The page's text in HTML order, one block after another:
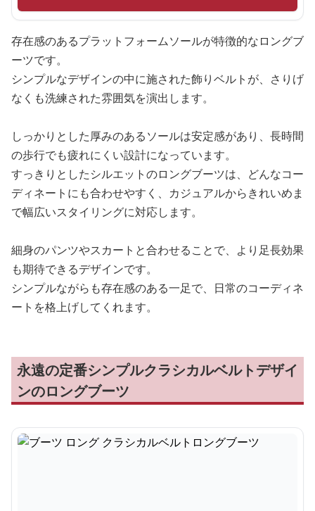
存在感のあるプラットフォームソールが特徴的なロングブ
ーツです。
シンプルなデザインの中に施された飾りベルトが、さりげ
なくも洗練された雰囲気を演出します。
しっかりとした厚みのあるソールは安定感があり、長時間
の歩行でも疲れにくい設計になっています。
すっきりとしたシルエットのロングブーツは、どんなコー
ディネートにも合わせやすく、カジュアルからきれいめま
で幅広いスタイリングに対応します。
細身のパンツやスカートと合わせることで、より足長効果
も期待できるデザインです。
シンプルながらも存在感のある一足で、日常のコーディネ
ートを格上げしてくれます。
永遠の定番シンプルクラシカルベルトデザイ
ンのロングブーツ